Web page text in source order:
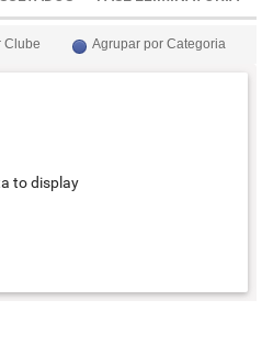
Clube Agrupar por Categoria
to display